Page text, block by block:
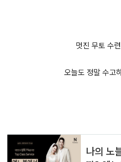
멋진 무토 수
오늘도 정말 수고